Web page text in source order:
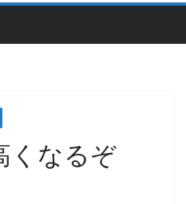
くなるぞ